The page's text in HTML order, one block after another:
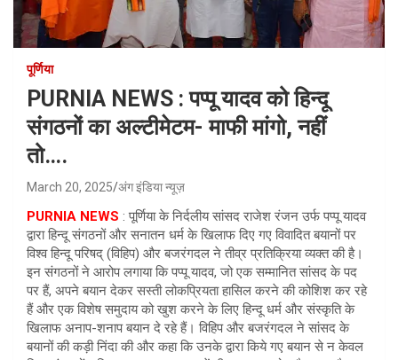
पूर्णिया
PURNIA NEWS : पप्पू यादव को हिन्दू
संगठनों का अल्टीमेटम- माफी मांगो, नहीं
तो….
March 20, 2025 अंग इंडिया न्यूज़
PURNIA NEWS : पूर्णिया के निर्दलीय सांसद राजेश रंजन उर्फ पप्पू यादव
द्वारा हिन्दू संगठनों और सनातन धर्म के खिलाफ दिए गए विवादित बयानों पर
विश्व हिन्दू परिषद् (विहिप) और बजरंगदल ने तीव्र प्रतिक्रिया व्यक्त की है।
इन संगठनों ने आरोप लगाया कि पप्पू यादव, जो एक सम्मानित सांसद के पद
पर हैं, अपने बयान देकर सस्ती लोकप्रियता हासिल करने की कोशिश कर रहे
हैं और एक विशेष समुदाय को खुश करने के लिए हिन्दू धर्म और संस्कृति के
खिलाफ अनाप-शनाप बयान दे रहे हैं। विहिप और बजरंगदल ने सांसद के
बयानों की कड़ी निंदा की और कहा कि उनके द्वारा किये गए बयान से न केवल